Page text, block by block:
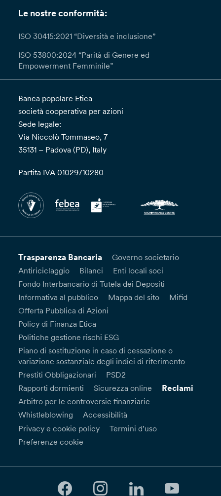
Le nostre conformità:
ISO 30415:2021 “Diversità e inclusione”
ISO 53800:2024 “Parità di Genere ed
Empowerment Femminile”
Banca popolare Etica
società cooperativa per azioni
Sede legale:
Via Niccolò Tommaseo, 7
35131 – Padova (PD), Italy
Partita IVA 01029710280
Trasparenza Bancaria
Governo societario
Antiriciclaggio
Bilanci
Enti locali soci
Fondo Interbancario di Tutela dei Depositi
Informativa al pubblico
Mappa del sito
Mifid
Offerta Pubblica di Azioni
Policy di Finanza Etica
Politiche gestione rischi ESG
Piano di sostituzione in caso di cessazione o
variazione sostanziale degli indici di riferimento
Prestiti Obbligazionari
PSD2
Rapporti dormienti
Sicurezza online Reclami
Arbitro per le controversie finanziarie
Whistleblowing
Accessibilità
Privacy e cookie policy
Termini d’uso
Preferenze cookie